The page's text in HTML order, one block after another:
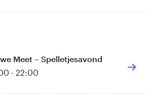
Meet – Spelletjesavond
- 22:00